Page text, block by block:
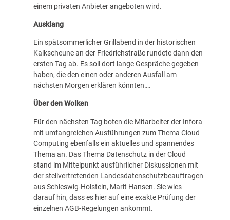
einem privaten Anbieter angeboten wird.
Ausklang
Ein spätsommerlicher Grillabend in der historischen
Kalkscheune an der Friedrichstraße rundete dann den
ersten Tag ab. Es soll dort lange Gespräche gegeben
haben, die den einen oder anderen Ausfall am
nächsten Morgen erklären könnten….
Über den Wolken
Für den nächsten Tag boten die Mitarbeiter der Infora
mit umfangreichen Ausführungen zum Thema Cloud
Computing ebenfalls ein aktuelles und spannendes
Thema an. Das Thema Datenschutz in der Cloud
stand im Mittelpunkt ausführlicher Diskussionen mit
der stellvertretenden Landesdatenschutzbeauftragen
aus Schleswig-Holstein, Marit Hansen. Sie wies
darauf hin, dass es hier auf eine exakte Prüfung der
einzelnen AGB-Regelungen ankommt.